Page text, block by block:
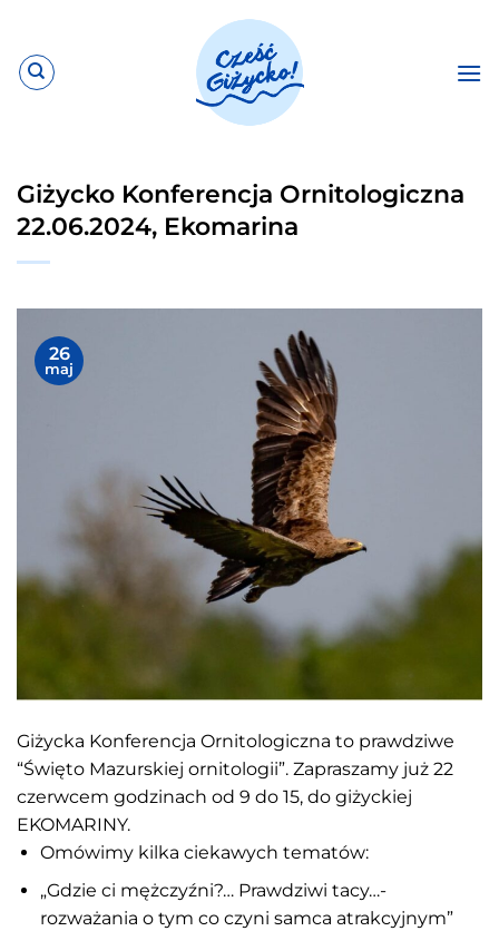
zawartości
Giżycko Konferencja Ornitologiczna
22.06.2024, Ekomarina
26
maj
Giżycka Konferencja Ornitologiczna to prawdziwe
“Święto Mazurskiej ornitologii”. Zapraszamy już 22
czerwcem godzinach od 9 do 15, do giżyckiej
EKOMARINY.
Omówimy kilka ciekawych tematów:
„Gdzie ci mężczyźni?… Prawdziwi tacy…-
rozważania o tym co czyni samca atrakcyjnym”